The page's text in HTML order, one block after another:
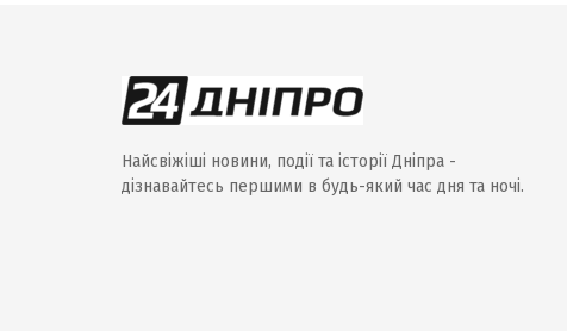
Найсвіжіші новини, події та історії Дніпра -
дізнавайтесь першими в будь-який час дня та ночі.